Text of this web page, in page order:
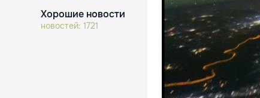
Хорошие новости
новостей: 1721